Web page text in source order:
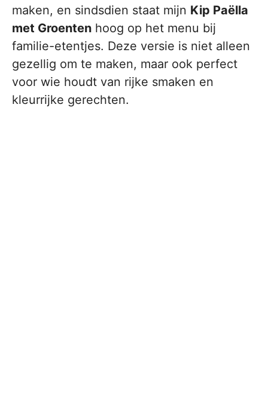
maken, en sindsdien staat mijn Kip Paëlla
met Groenten hoog op het menu bij
familie-etentjes. Deze versie is niet alleen
gezellig om te maken, maar ook perfect
voor wie houdt van rijke smaken en
kleurrijke gerechten.